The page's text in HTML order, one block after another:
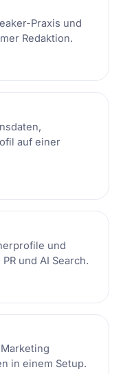
Praxis und
Redaktion.
auf einer
und
und AI Search.
in einem Setup.